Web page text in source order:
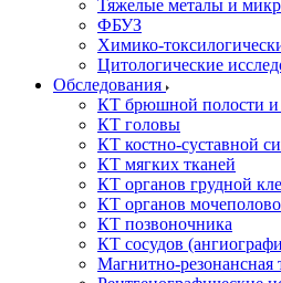
Тяжелые металы и
ФБУЗ
Химико-
Цитологические
Обследования
КТ брюшной полости и
КТ головы
КТ костно-суставной
КТ мягких тканей
КТ органов грудной
КТ органов
КТ позвоночника
КТ сосудов
Магнитно-резонансная